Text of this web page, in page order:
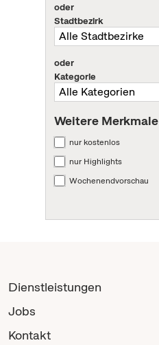
oder
Stadtbezirk
oder
Kategorie
Weitere Merkmale
nur kostenlos
nur Highlights
Wochenendvorschau
Dienstleistungen
Jobs
Kontakt